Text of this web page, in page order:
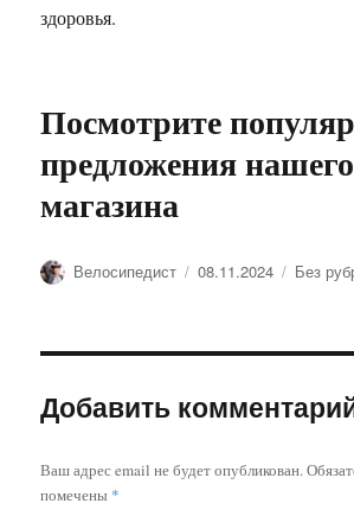
здоровья.
Посмотрите
предложения нашего
магазина
Автор
Велосипедист Опубликовано
08.11.2024 Рубрики
Без
Добавить
Ваш адрес email не будет опубликован.
помечены *